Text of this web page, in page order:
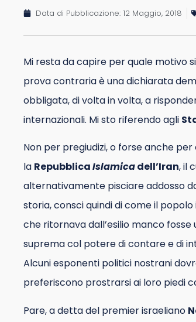
Data di Pubblicazione: 12 Maggio, 2018
Mi resta da capire per quale motivo
prova contraria è una dichiarata
obbligata, di volta in volta, a
internazionali. Mi sto riferendo agli
Non per pregiudizi, o forse anche
la RepubblicaIslamicadell’Iran, il
alternativamente pisciare addosso
storia, consci quindi di come il
che ritornava dall’esilio manco
suprema col potere di contare e di
Alcuni esponenti politici nostrani
preferiscono prostrarsi ai loro piedi
Pare, a detta del premier israeliano